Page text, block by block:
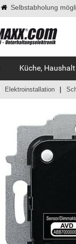
Selbstabholung
Küche,
Elektroinstallation